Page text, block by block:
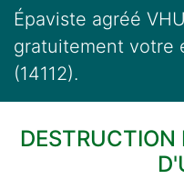
Épaviste agréé
gratuitement votre
(14112).
DESTRUCTION